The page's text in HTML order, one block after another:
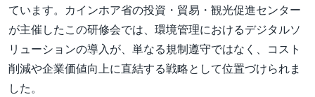
ています。カインホア省の投資・貿易・観光促進センター
が主催したこの研修会では、環境管理におけるデジタルソ
リューションの導入が、単なる規制遵守ではなく、コスト
削減や企業価値向上に直結する戦略として位置づけられま
した。